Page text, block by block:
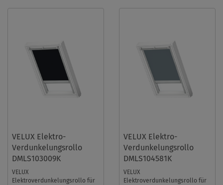
VELUX Elektro-
Verdunkelungsrollo
DMLS103009K
VELUX
Elektroverdunkelungsrollo für
VELUX Elektro-
Verdunkelungsrollo
DMLS104581K
VELUX
Elektroverdunkelungsrollo für